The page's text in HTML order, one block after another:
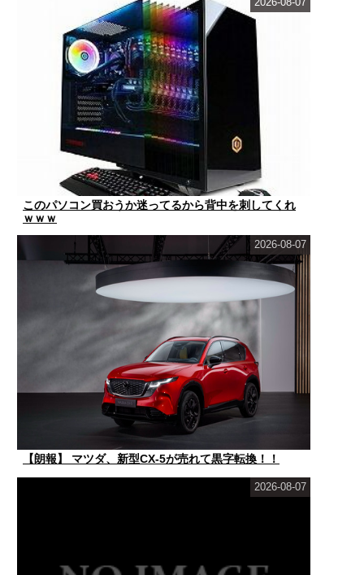
このパソコン買おうか迷ってるから背中を刺してくれ
ｗｗｗ
【朗報】 マツダ、新型CX-5が売れて黒字転換！！
2026-08-07
2026-08-07